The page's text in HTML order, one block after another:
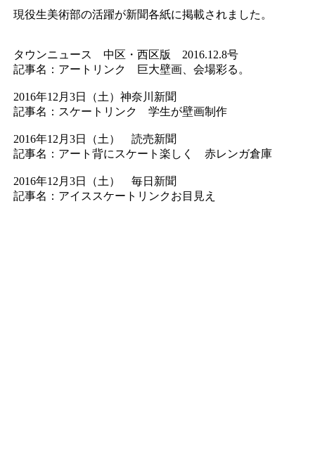
現役生美術部の活躍が新聞各紙に掲載されました。
タウンニュース 中区・西区版 2016.12.8号
記事名：アートリンク 巨大壁画、会場彩る。
2016年12月3日（土）神奈川新聞
記事名：スケートリンク 学生が壁画制作
2016年12月3日（土） 読売新聞
記事名：アート背にスケート楽しく 赤レンガ倉庫
2016年12月3日（土） 毎日新聞
記事名：アイススケートリンクお目見え